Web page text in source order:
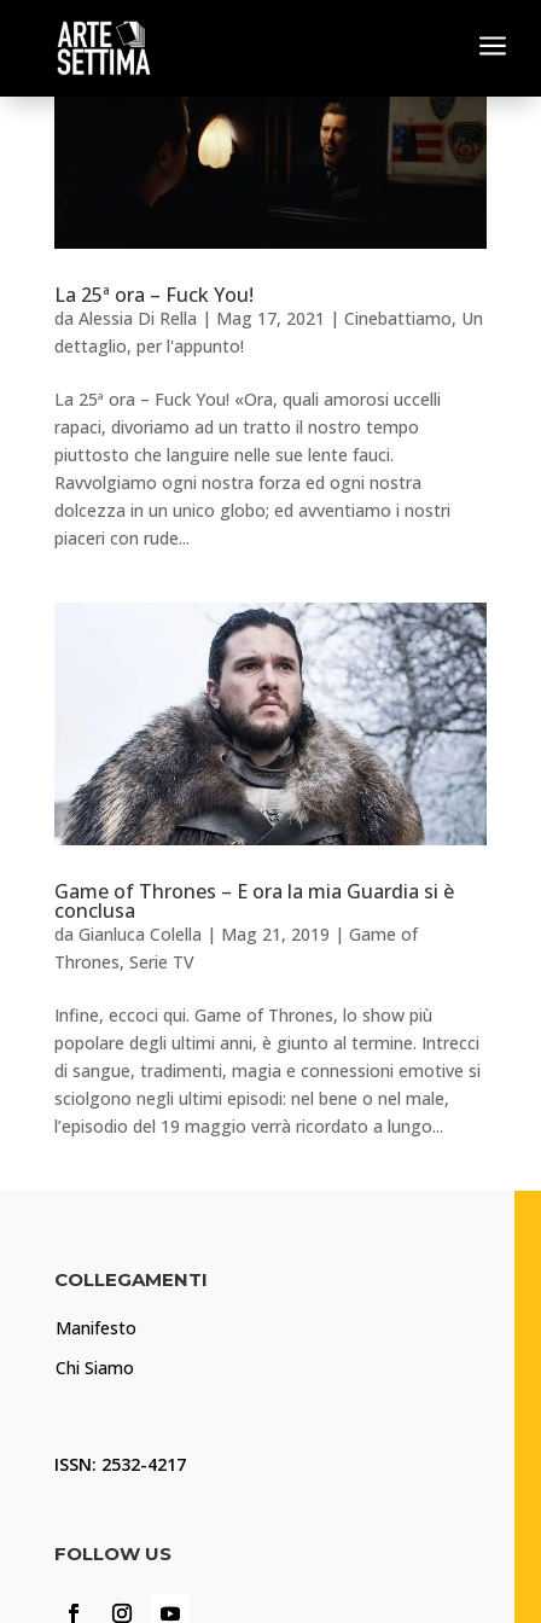
a
La 25ª ora – Fuck You!
da Alessia Di Rella | Mag 17, 2021 | Cinebattiamo, Un
dettaglio, per l'appunto!
La 25ª ora – Fuck You! «Ora, quali amorosi uccelli
rapaci, divoriamo ad un tratto il nostro tempo
piuttosto che languire nelle sue lente fauci.
Ravvolgiamo ogni nostra forza ed ogni nostra
dolcezza in un unico globo; ed avventiamo i nostri
piaceri con rude...
Game of Thrones – E ora la mia Guardia si è
conclusa
da Gianluca Colella | Mag 21, 2019 | Game of
Thrones, Serie TV
Infine, eccoci qui. Game of Thrones, lo show più
popolare degli ultimi anni, è giunto al termine. Intrecci
di sangue, tradimenti, magia e connessioni emotive si
sciolgono negli ultimi episodi: nel bene o nel male,
l’episodio del 19 maggio verrà ricordato a lungo...
COLLEGAMENTI
Manifesto
Chi Siamo
ISSN: 2532-4217
FOLLOW US